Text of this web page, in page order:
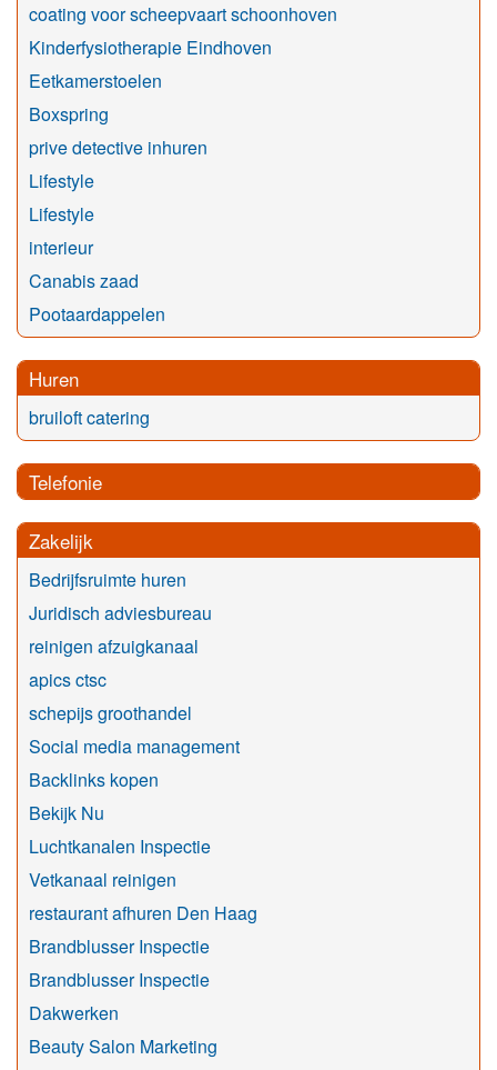
coating voor scheepvaart schoonhoven
Kinderfysiotherapie Eindhoven
Eetkamerstoelen
Boxspring
prive detective inhuren
Lifestyle
Lifestyle
interieur
Canabis zaad
Pootaardappelen
Huren
bruiloft catering
Telefonie
Zakelijk
Bedrijfsruimte huren
Juridisch adviesbureau
reinigen afzuigkanaal
apics ctsc
schepijs groothandel
Social media management
Backlinks kopen
Bekijk Nu
Luchtkanalen Inspectie
Vetkanaal reinigen
restaurant afhuren Den Haag
Brandblusser Inspectie
Brandblusser Inspectie
Dakwerken
Beauty Salon Marketing